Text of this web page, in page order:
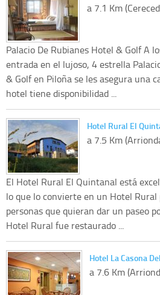
a 7.1 Km
Palacio De Rubianes Hotel & Golf A
entrada en el lujoso, 4 estrella
& Golf en Piloña se les asegura una
hotel tiene disponibilidad ...
Hotel Rural El
a 7.5 Km
El Hotel Rural El Quintanal está
lo que lo convierte en un Hotel
personas que quieran dar un paseo
Hotel Rural fue restaurado ...
Hotel La Casona
a 7.6 Km